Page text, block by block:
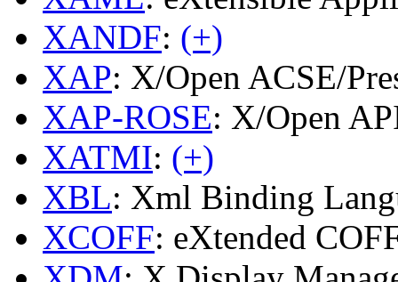
XANDF: (+)
XAP: X/Open ACSE/
XAP-ROSE: X/Open
XATMI: (+)
XBL: Xml Binding
XCOFF: eXtended